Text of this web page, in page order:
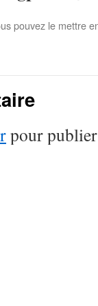
pouvez le mettre
pour